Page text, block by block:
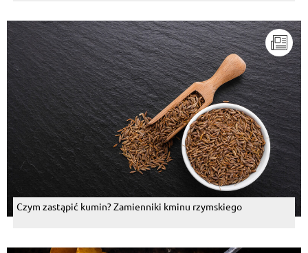
Czym zastąpić kumin? Zamienniki kminu rzymskiego